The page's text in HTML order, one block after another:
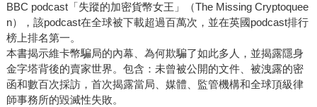
BBC podcast「失蹤的加密貨幣女王」（The Missing Cryptoquee
n），該podcast在全球被下載超過百萬次，並在英國podcast排行
榜上排名第一。
本書揭示維卡幣騙局的內幕、為何欺騙了如此多人，並揭露隱身
金字塔背後的賣家世界。包含：未曾被公開的文件、被洩露的密
函和數百次採訪，首次揭露當局、媒體、監管機構和全球頂級律
師事務所的毀滅性失敗。